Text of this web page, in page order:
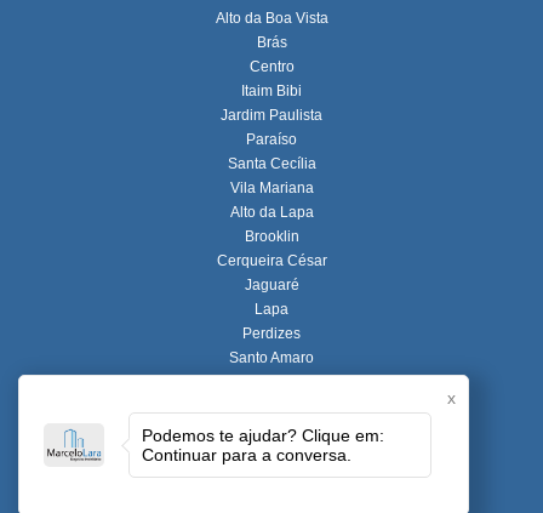
Alto da Boa Vista
Brás
Centro
Itaim Bibi
Jardim Paulista
Paraíso
Santa Cecília
Vila Mariana
Alto da Lapa
Brooklin
Cerqueira César
Jaguaré
Lapa
Perdizes
Santo Amaro
Butantã
Consolação
Jardim América
x
Podemos te ajudar? Clique em:
Continuar para a conversa.